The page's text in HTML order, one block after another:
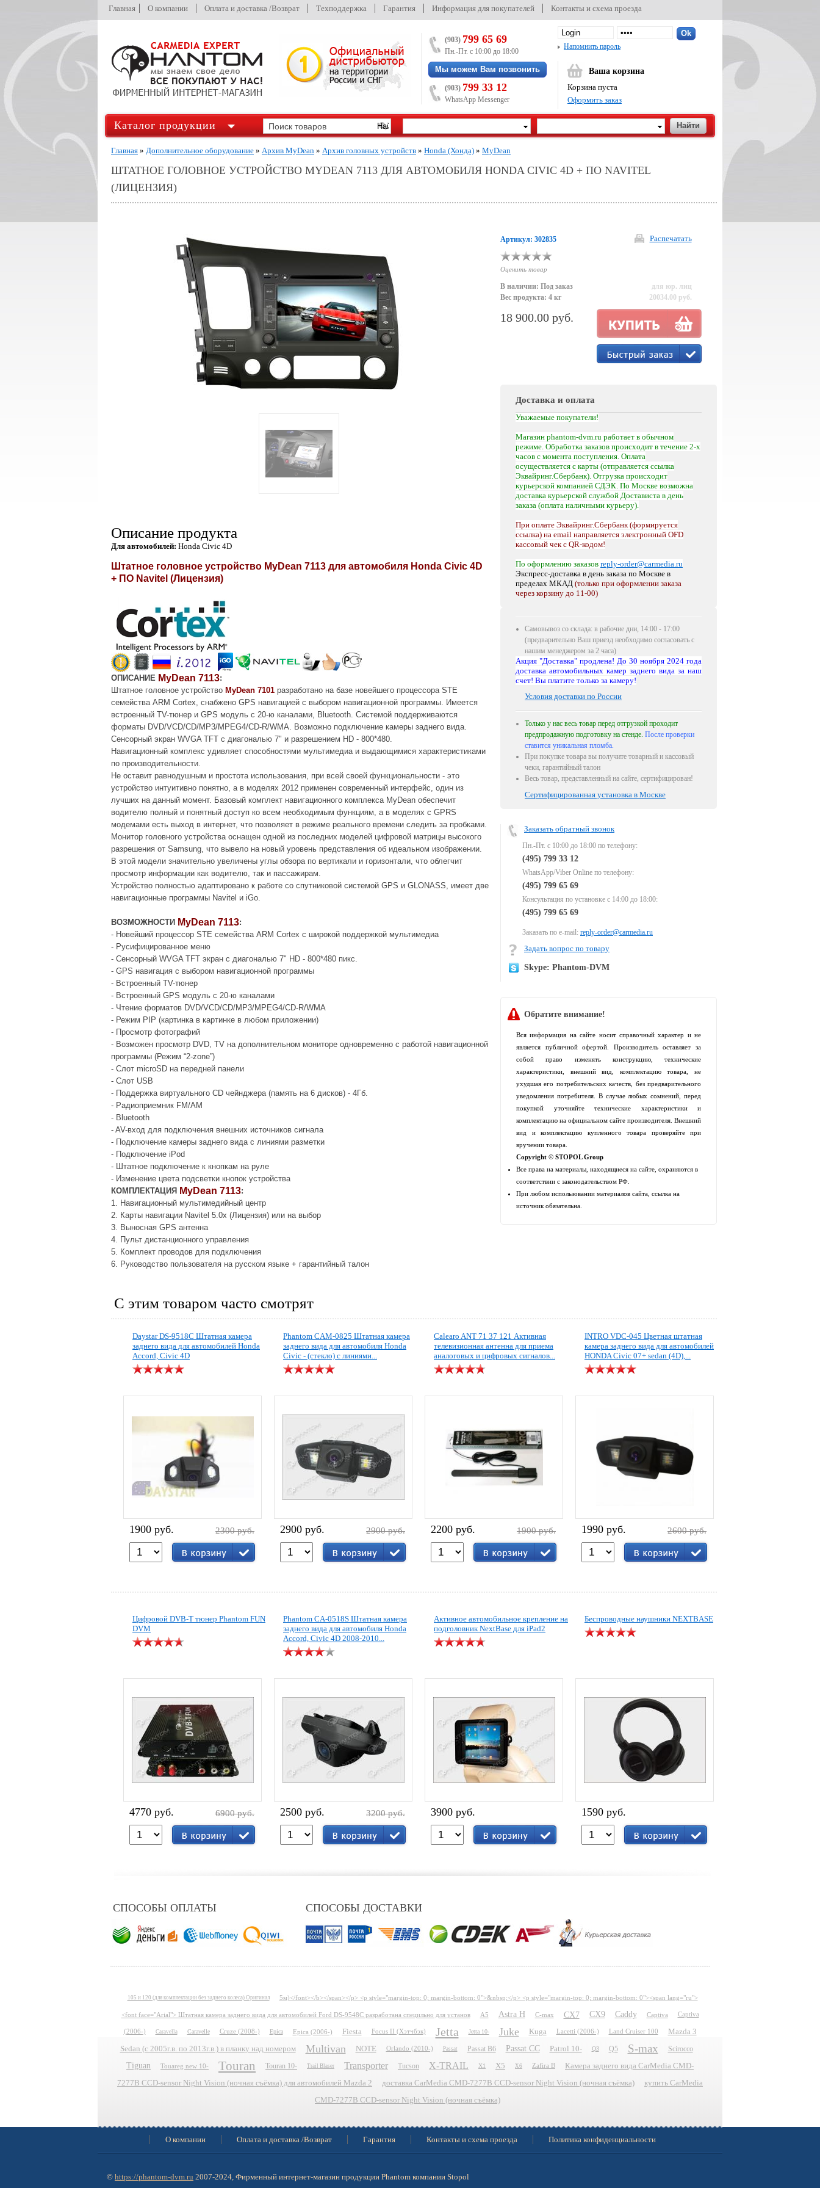
Главная О компании Оплата и доставка /Возврат Техподдержка Гарантия Информация для покупателей Контакты и схема проезда
(903) 799 65 69
Пн.-Пт. с 10:00 до 18:00
Мы можем Вам позвонить
(903) 799 33 12
WhatsApp Messenger
Напомнить пароль
Ваша корзина
Корзина пуста
Оформить заказ
Каталог продукции
Главная » Дополнительное оборудование » Архив MyDean » Архив головных устройств » Honda (Хонда) » MyDean
ШТАТНОЕ ГОЛОВНОЕ УСТРОЙСТВО MYDEAN 7113 ДЛЯ АВТОМОБИЛЯ HONDA CIVIC 4D + ПО NAVITEL
(ЛИЦЕНЗИЯ)
Артикул: 302835 Распечатать
Оценить товар
В наличии: Под заказ
Вес продукта: 4 кг
для юр. лиц
20034.00 руб.
18 900.00 руб.
Доставка и оплата
Уважаемые покупатели!
Магазин phantom-dvm.ru работает в обычном
режиме. Обработка заказов происходит в течение 2-х
часов с момента поступления. Оплата
осуществляется с карты (отправляется ссылка
Эквайринг.Сбербанк). Отгрузка происходит
курьерской компанией СДЭК. По Москве возможна
доставка курьерской службой Достависта в день
заказа (оплата наличными курьеру).
При оплате Эквайринг.Сбербанк (формируется
ссылка) на email направляется электронный OFD
кассовый чек с QR-кодом!
По оформлению заказов reply-order@carmedia.ru
Экспресс-доставка в день заказа по Москве в
пределах МКАД (только при оформлении заказа
через корзину до 11-00)
Самовывоз со склада: в рабочие дни, 14:00 - 17:00
(предварительно Ваш приезд необходимо согласовать с
нашим менеджером за 2 часа)
Акция "Доставка" продлена! До 30 ноября 2024 года
доставка автомобильных камер заднего вида за наш
счет! Вы платите только за камеру!
Условия доставки по России
Только у нас весь товар перед отгрузкой проходит
предпродажную подготовку на стенде. После проверки
ставится уникальная пломба.
При покупке товара вы получите товарный и кассовый
чеки, гарантийный талон
Весь товар, представленный на сайте, сертифицирован!
Сертифицированная установка в Москве
Заказать обратный звонок
Пн.-Пт. с 10:00 до 18:00 по телефону:
(495) 799 33 12
WhatsApp/Viber Online по телефону:
(495) 799 65 69
Консультация по установке с 14:00 до 18:00:
(495) 799 65 69
Заказать по e-mail: reply-order@carmedia.ru
Задать вопрос по товару
Skype: Phantom-DVM
Обратите внимание!
Вся информация на сайте носит справочный характер и не
является публичной офертой. Производитель оставляет за
собой право изменять конструкцию, технические
характеристики, внешний вид, комплектацию товара, не
ухудшая его потребительских качеств, без предварительного
уведомления потребителя. В случае любых сомнений, перед
покупкой уточняйте технические характеристики и
комплектацию на официальном сайте производителя. Внешний
вид и комплектацию купленного товара проверяйте при
вручении товара.
Copyright © STOPOL Group
Все права на материалы, находящиеся на сайте, охраняются в
соответствии с законодательством РФ.
При любом использовании материалов сайта, ссылка на
источник обязательна.
Описание продукта
Для автомобилей: Honda Civic 4D
Штатное головное устройство MyDean 7113 для автомобиля Honda Civic 4D
+ ПО Navitel (Лицензия)
ОПИСАНИЕ MyDean 7113:
Штатное головное устройство MyDean 7101 разработано на базе новейшего процессора STE
семейства ARM Cortex, снабжено GPS навигацией с выбором навигационной программы. Имеется
встроенный TV-тюнер и GPS модуль с 20-ю каналами, Bluetooth. Системой поддерживаются
форматы DVD/VCD/CD/MP3/MPEG4/CD-R/WMA. Возможно подключение камеры заднего вида.
Сенсорный экран WVGA TFT с диагональю 7" и разрешением HD - 800*480.
Навигационный комплекс удивляет способностями мультимедиа и выдающимися характеристиками
по производительности.
Не оставит равнодушным и простота использования, при всей своей функциональности - это
устройство интуитивно понятно, а в моделях 2012 применен современный интерфейс, один из
лучших на данный момент. Базовый комплект навигационного комплекса MyDean обеспечит
водителю полный и понятный доступ ко всем необходимым функциям, а в моделях с GPRS
модемами есть выход в интернет, что позволяет в режиме реального времени следить за пробками.
Монитор головного устройства оснащен одной из последних моделей цифровой матрицы высокого
разрешения от Samsung, что вывело на новый уровень представления об идеальном изображении.
В этой модели значительно увеличены углы обзора по вертикали и горизонтали, что облегчит
просмотр информации как водителю, так и пассажирам.
Устройство полностью адаптировано к работе со спутниковой системой GPS и GLONASS, имеет две
навигационные программы Navitel и iGo.
ВОЗМОЖНОСТИ MyDean 7113:
- Новейший процессор STE семейства ARM Cortex с широкой поддержкой мультимедиа
- Русифицированное меню
- Сенсорный WVGA TFT экран с диагональю 7" HD - 800*480 пикс.
- GPS навигация с выбором навигационной программы
- Встроенный TV-тюнер
- Встроенный GPS модуль с 20-ю каналами
- Чтение форматов DVD/VCD/CD/MP3/MPEG4/CD-R/WMA
- Режим PIP (картинка в картинке в любом приложении)
- Просмотр фотографий
- Возможен просмотр DVD, TV на дополнительном мониторе одновременно с работой навигационной
программы (Режим “2-zone”)
- Слот microSD на передней панели
- Слот USB
- Поддержка виртуального CD чейнджера (память на 6 дисков) - 4Гб.
- Радиоприемник FM/AM
- Bluetooth
- AV-вход для подключения внешних источников сигнала
- Подключение камеры заднего видас линиями разметки
- Подключение iPod
- Штатное подключение к кнопкам на руле
- Изменение цвета подсветки кнопок устройства
КОМПЛЕКТАЦИЯ MyDean 7113:
1. Навигационный мультимедийный центр
2. Карты навигации Navitel 5.0x (Лицензия) или на выбор
3. Выносная GPS антенна
4. Пульт дистанционного управления
5. Комплект проводов для подключения
6. Руководство пользователя на русском языке + гарантийный талон
С этим товаром часто смотрят
Daystar DS-9518C Штатная камера
заднего вида для автомобилей Honda
Accord, Civic 4D
1900 руб. 2300 руб.
Phantom CAM-0825 Штатная камера
заднего вида для автомобиля Honda
Civic - (стекло) с линиями...
2900 руб. 2900 руб.
Calearo ANT 71 37 121 Активная
телевизионная антенна для приема
аналоговых и цифровых сигналов...
2200 руб. 1900 руб.
INTRO VDC-045 Цветная штатная
камера заднего вида для автомобилей
HONDA Civic 07+ sedan (4D),...
1990 руб. 2600 руб.
Цифровой DVB-T тюнер Phantom FUN
DVM
4770 руб. 6900 руб.
Phantom CA-0518S Штатная камера
заднего вида для автомобиля Honda
Accord, Civic 4D 2008-2010...
2500 руб. 3200 руб.
Активное автомобильное крепление на
подголовник NextBase для iPad2
3900 руб.
Беспроводные наушники NEXTBASE
1590 руб.
СПОСОБЫ ОПЛАТЫ СПОСОБЫ ДОСТАВКИ
105 и 120 (для комплектации без заднего колеса) Оригинал 5м)</font></b></span></p> <p style="margin-top: 0; margin-bottom: 0">&nbsp;</p> <p style="margin-top: 0; margin-bottom: 0"><span lang="ru">
<font face="Arial"> Штатная камера заднего вида для автомобилей Ford DS-9548C разработана специльно для установ A5 Astra H C-max CX7 CX9 Caddy Captiva Captiva
(2006-) Caravella Caravelle Cruze (2008-) Epica Epica (2006-) Fiesta Focus II (Хэтчбэк) Jetta Jetta 10- Juke Kuga Lacetti (2006-) Land Cruiser 100
Mazda 3
Sedan (с 2005г.в. по 2013г.в.) в планку над номером
Multivan NOTE Orlando (2010-) Passat Passat B6 Passat CC Patrol 10- Q3 Q5 S-max Scirocco
Tiguan Touareg new 10- Touran Touran 10- Trail Blaser Transporter Tucson X-TRAIL X1 X5 X6 Zafira B
Камера заднего вида CarMedia CMD-
7277B CCD-sensor Night Vision (ночная съёмка) для автомобилей Mazda 2
доставка CarMedia CMD-7277B CCD-sensor Night Vision (ночная съёмка)
купить CarMedia
CMD-7277B CCD-sensor Night Vision (ночная съёмка)
О компании Оплата и доставка /Возврат Гарантия Контакты и схема проезда Политика конфиденциальности
© https://phantom-dvm.ru 2007-2024, Фирменный интернет-магазин продукции Phantom компании Stopol